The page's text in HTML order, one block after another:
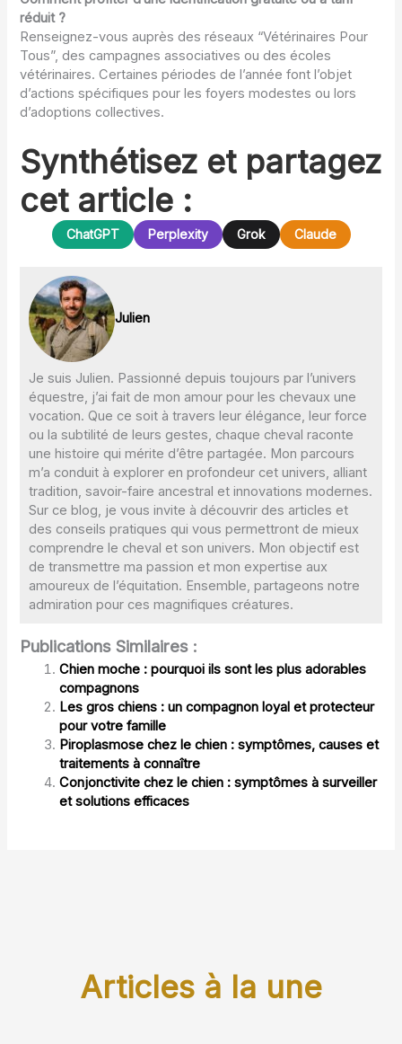
réduit ?
Renseignez-vous auprès des réseaux “Vétérinaires Pour
Tous”, des campagnes associatives ou des écoles
vétérinaires. Certaines périodes de l’année font l’objet
d’actions spécifiques pour les foyers modestes ou lors
d’adoptions collectives.
Synthétisez et partagez
cet article :
ChatGPT Perplexity Grok Claude
Julien
Je suis Julien. Passionné depuis toujours par l’univers
équestre, j’ai fait de mon amour pour les chevaux une
vocation. Que ce soit à travers leur élégance, leur force
ou la subtilité de leurs gestes, chaque cheval raconte
une histoire qui mérite d’être partagée. Mon parcours
m’a conduit à explorer en profondeur cet univers, alliant
tradition, savoir-faire ancestral et innovations modernes.
Sur ce blog, je vous invite à découvrir des articles et
des conseils pratiques qui vous permettront de mieux
comprendre le cheval et son univers. Mon objectif est
de transmettre ma passion et mon expertise aux
amoureux de l’équitation. Ensemble, partageons notre
admiration pour ces magnifiques créatures.
Publications Similaires :
Chien moche : pourquoi ils sont les plus adorables
compagnons
Les gros chiens : un compagnon loyal et protecteur
pour votre famille
Piroplasmose chez le chien : symptômes, causes et
traitements à connaître
Conjonctivite chez le chien : symptômes à surveiller
et solutions efficaces
Articles à la une